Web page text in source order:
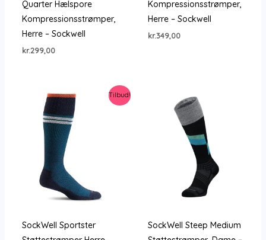
Quarter Hælspore
Kompressionsstrømper,
Herre – Sockwell
kr.299,00
Kompressionsstrømper,
Herre – Sockwell
kr.349,00
Tilbud!
SockWell Sportster
SockWell Steep Medium